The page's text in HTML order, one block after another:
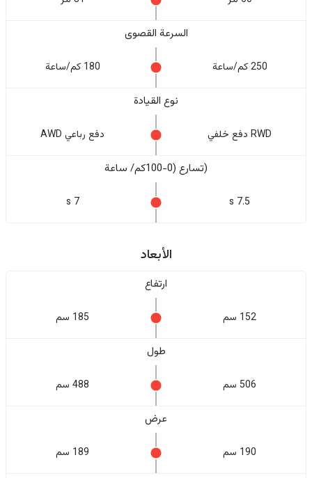
السرعة القصوى
250 كم/ساعة 180 كم/ساعة
نوع القيادة
RWD دفع خلفي دفع رباعي AWD
(تسارع (0-100كم/ ساعة
7.5 s
7 s
الأبعاد
ارتفاع
152 سم 185 سم
طول
506 سم 488 سم
عرض
190 سم 189 سم